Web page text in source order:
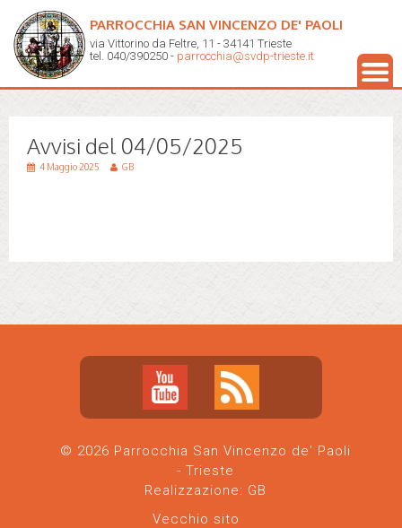
PARROCCHIA SAN VINCENZO DE' PAOLI
via Vittorino da Feltre, 11 - 34141 Trieste
tel. 040/390250 - parrocchia@svdp-trieste.it
Avvisi del 04/05/2025
4 Maggio 2025 GB
© 2026 Parrocchia San Vincenzo de' Paoli
- Trieste
Realizzazione: GB
Vecchio sito